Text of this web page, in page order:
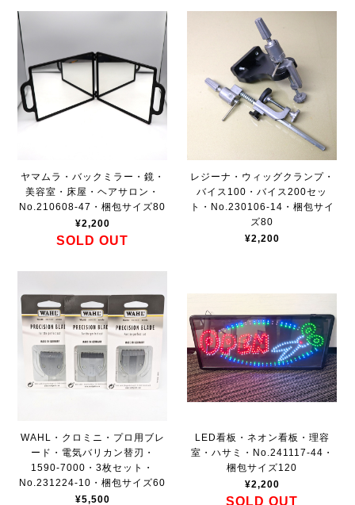
ヤマムラ・バックミラー・鏡・
美容室・床屋・ヘアサロン・
No.210608-47・梱包サイズ80
¥2,200
SOLD OUT
レジーナ・ウィッグクランプ・
バイス100・バイス200セッ
ト・No.230106-14・梱包サイ
ズ80
¥2,200
WAHL・クロミニ・プロ用ブレ
ード・電気バリカン替刃・
1590-7000・3枚セット・
No.231224-10・梱包サイズ60
¥5,500
LED看板・ネオン看板・理容
室・ハサミ・No.241117-44・
梱包サイズ120
¥2,200
SOLD OUT